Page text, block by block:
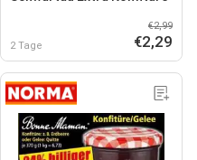
2 Tage
€2,99
€2,29